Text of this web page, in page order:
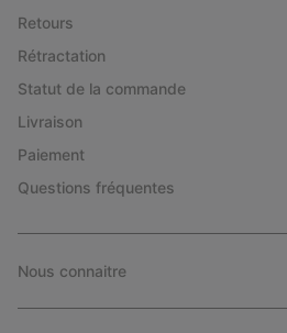
Retours
Rétractation
Statut de la commande
Livraison
Paiement
Questions fréquentes
Nous connaitre